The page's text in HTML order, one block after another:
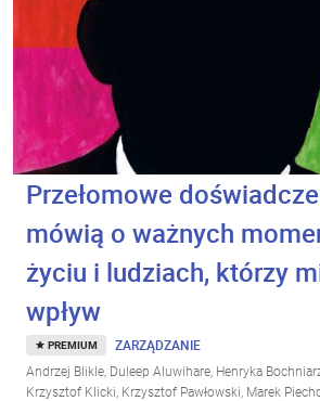
Przełomowe
mówią o ważnych
życiu i ludziach, którzy
wpływ
PREMIUM ZARZĄDZANIE
Andrzej Blikle, Duleep Aluwihare, Henryka
Krzysztof Klicki, Krzysztof Pawłowski, Marek